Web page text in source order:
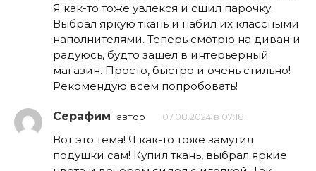
Я как-то тоже увлекся и сшил парочку.
Выбрал яркую ткань и набил их классными
наполнителями. Теперь смотрю на диван и
радуюсь, будто зашел в интерьерный
магазин. Просто, быстро и очень стильно!
Рекомендую всем попробовать!
Серафим автор 07.08.2024 в 07:18
Вот это тема! Я как-то тоже замутил
подушки сам! Купил ткань, выбрал яркие